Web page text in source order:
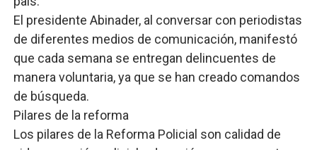
El presidente Abinader, al conversar con periodistas
de diferentes medios de comunicación, manifestó
que cada semana se entregan delincuentes de
manera voluntaria, ya que se han creado comandos
de búsqueda.
Pilares de la reforma
Los pilares de la Reforma Policial son calidad de